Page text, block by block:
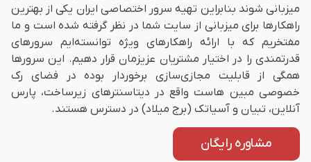
میزبانی شوند بنابراین تهیه سرور اختصاصی ایران یکی از بهترین
راهکارها برای میزبانی از سایت شما در نظر گرفته شده است و ما
مفتخریم که با ارائه راهکارهای ویژه توانسته‌ایم سرورهای
قدرتمندی را در اختیار مشتریان عزیزمان قرار دهیم. این سرورها
همگی از قابلیت مجازی‌سازی برخوردار بوده در فضای رک
خصوصی مبین هاست واقع در دیتاسنترهای زیرساخت، پارس
آنلاین، تبیان و آسیاتک (برج میلاد) در دسترس هستند.
مشاوره رایگان